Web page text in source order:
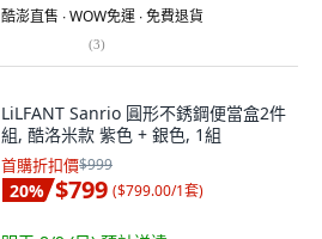
酷澎直售 ∙ WOW免運 ∙ 免費退貨
(3)
LiLFANT Sanrio 圓形不銹鋼便當盒2件
組, 酷洛米款 紫色 + 銀色, 1組
首購折扣價$999
20% $799 ($799.00/1套)